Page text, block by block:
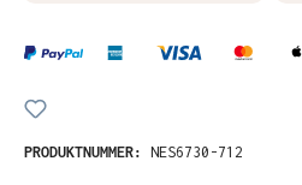
PRODUKTNUMMER: NES6730-712